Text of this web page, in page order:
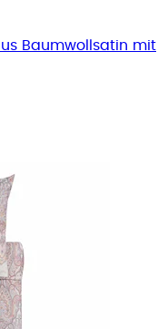
Baumwollsatin mit